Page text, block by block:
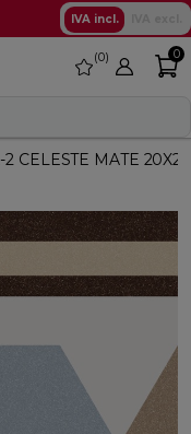
IVA incl.
favorite
0 0
CELESTE MATE